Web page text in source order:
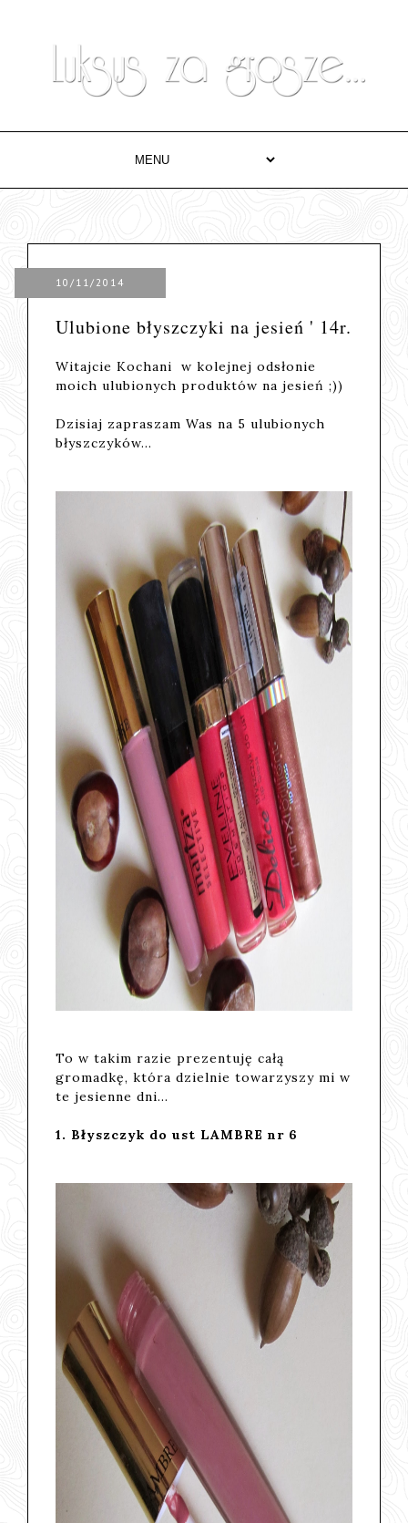
10/11/2014
Ulubione błyszczyki na jesień ' 14r.
Witajcie Kochani w kolejnej odsłonie
moich ulubionych produktów na jesień ;))
Dzisiaj zapraszam Was na 5 ulubionych
błyszczyków...
To w takim razie prezentuję całą
gromadkę, która dzielnie towarzyszy mi w
te jesienne dni...
1. Błyszczyk do ust LAMBRE nr 6